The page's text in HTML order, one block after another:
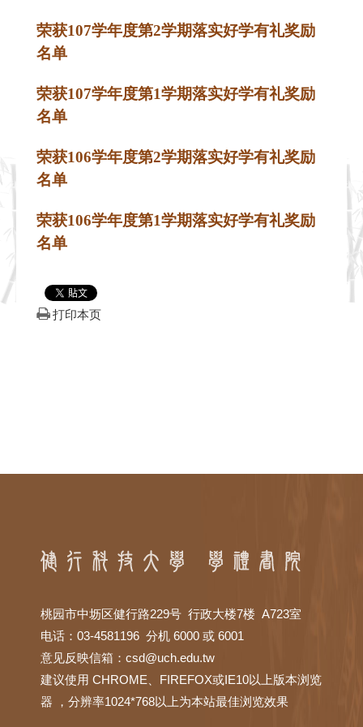
荣获107学年度第2学期落实好学有礼奖励
名单
荣获107学年度第1学期落实好学有礼奖励
名单
荣获106学年度第2学期落实好学有礼奖励
名单
荣获106学年度第1学期落实好学有礼奖励
名单
打印本页
桃园市中坜区健行路229号 行政大楼7楼 A723室
电话：03-4581196 分机 6000 或 6001
意见反映信箱： csd@uch.edu.tw
建议使用 CHROME、FIREFOX或IE10以上版本浏览
器 ，分辨率1024*768以上为本站最佳浏览效果